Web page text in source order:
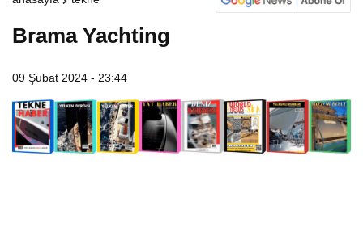
Brama Yachting
09 Şubat 2024 - 23:44